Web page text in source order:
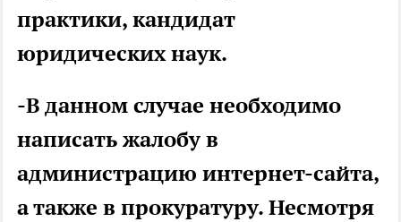
практики, кандидат
юридических наук.
-В данном случае необходимо
написать жалобу в
администрацию интернет-сайта,
а также в прокуратуру. Несмотря